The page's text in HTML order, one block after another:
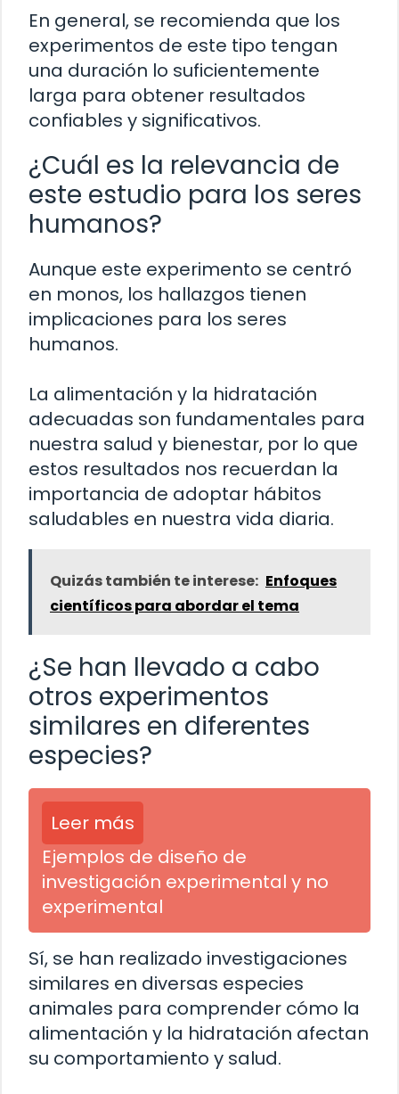
En general, se recomienda que los
experimentos de este tipo tengan
una duración lo suficientemente
larga para obtener resultados
confiables y significativos.
¿Cuál es la relevancia de
este estudio para los seres
humanos?
Aunque este experimento se centró
en monos, los hallazgos tienen
implicaciones para los seres
humanos.
La alimentación y la hidratación
adecuadas son fundamentales para
nuestra salud y bienestar, por lo que
estos resultados nos recuerdan la
importancia de adoptar hábitos
saludables en nuestra vida diaria.
Quizás también te interese: Enfoques
científicos para abordar el tema
¿Se han llevado a cabo
otros experimentos
similares en diferentes
especies?
Leer más
Ejemplos de diseño de
investigación experimental y no
experimental
Sí, se han realizado investigaciones
similares en diversas especies
animales para comprender cómo la
alimentación y la hidratación afectan
su comportamiento y salud.